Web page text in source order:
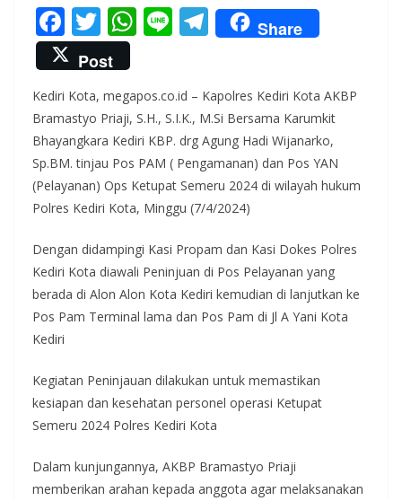
F
ac
e
b
o
o
k
T
w
itt
er
W
s
A
p
p
Li T
el
gr
a
m
Share
Post
Kediri Kota, megapos.co.id – Kapolres Kediri Kota AKBP
Bramastyo Priaji, S.H., S.I.K., M.Si Bersama Karumkit
Bhayangkara Kediri KBP. drg Agung Hadi Wijanarko,
Sp.BM. tinjau Pos PAM ( Pengamanan) dan Pos YAN
(Pelayanan) Ops Ketupat Semeru 2024 di wilayah hukum
Polres Kediri Kota, Minggu (7/4/2024)
Dengan didampingi Kasi Propam dan Kasi Dokes Polres
Kediri Kota diawali Peninjuan di Pos Pelayanan yang
berada di Alon Alon Kota Kediri kemudian di lanjutkan ke
Pos Pam Terminal lama dan Pos Pam di Jl A Yani Kota
Kediri
Kegiatan Peninjauan dilakukan untuk memastikan
kesiapan dan kesehatan personel operasi Ketupat
Semeru 2024 Polres Kediri Kota
Dalam kunjungannya, AKBP Bramastyo Priaji
memberikan arahan kepada anggota agar melaksanakan